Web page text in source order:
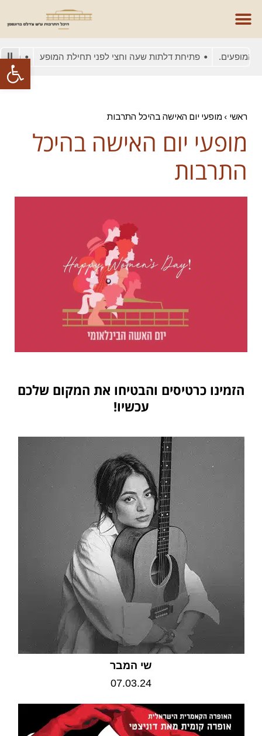
פתח פתיחת דלתות שעה וחצי לפני תחילת המופע בשל
ראשי › מופעי יום האישה בהיכל התרבות
מופעי יום האישה בהיכל
התרבות
הזמינו כרטיסים והבטיחו את המקום שלכם
עכשיו!
שי המבר
07.03.24